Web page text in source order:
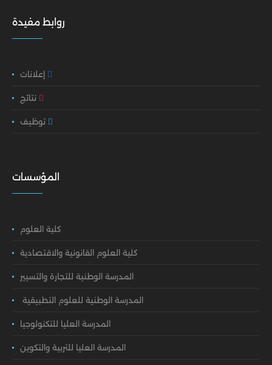
روابط مفيدة
المؤسسات
كلية العلوم
كلية العلوم القانونية والاقتصادية
المدرسة الوطنية للتجارة والتسيير
المدرسة الوطنية للعلوم التطبيقية
المدرسة العليا للتكنولوجيا
المدرسة العليا للتربية والتكوين